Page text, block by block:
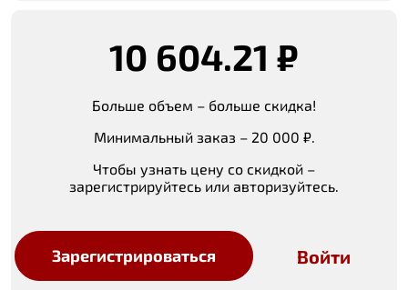
10 604.21 ₽
Больше объем – больше скидка!
Минимальный заказ – 20 000 ₽.
Чтобы узнать цену со скидкой –
зарегистрируйтесь или авторизуйтесь.
Зарегистрироваться Войти